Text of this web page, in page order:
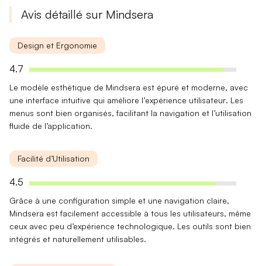
Avis détaillé sur Mindsera
Design et Ergonomie
4.7
Le modèle esthétique de Mindsera est épuré et moderne, avec
une interface intuitive qui améliore l’expérience utilisateur. Les
menus sont bien organisés, facilitant la navigation et l’utilisation
fluide de l’application.
Facilité d’Utilisation
4.5
Grâce à une configuration simple et une navigation claire,
Mindsera est facilement accessible à tous les utilisateurs, même
ceux avec peu d’expérience technologique. Les outils sont bien
intégrés et naturellement utilisables.